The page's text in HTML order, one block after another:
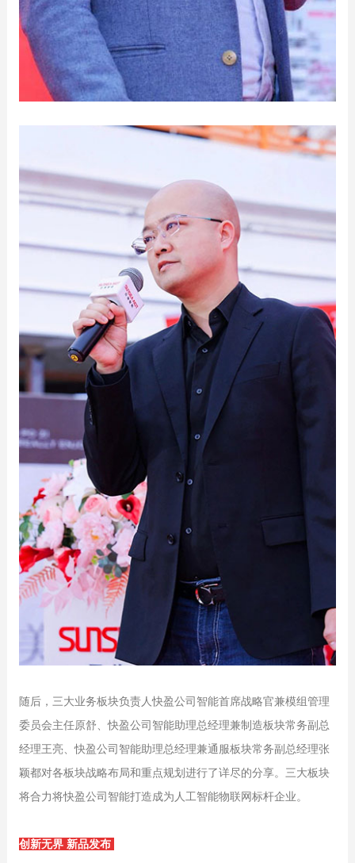
随后，三大业务板块负责人快盈公司智能首席战略官兼模组管理
委员会主任原舒、快盈公司智能助理总经理兼制造板块常务副总
经理王亮、快盈公司智能助理总经理兼通服板块常务副总经理张
颖都对各板块战略布局和重点规划进行了详尽的分享。三大板块
将合力将快盈公司智能打造成为人工智能物联网标杆企业。
创新无界 新品发布